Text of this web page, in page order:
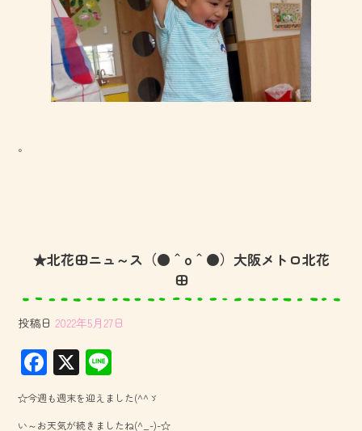
。
★北花田ニュ～ス（●＾o＾●）大阪メトロ北花
田
投稿日 2022年5月27日
F
ac
e
X
ne
☆今週も週末を迎えました(^^ゞ
い～お天気が続きましたね(^_-)-☆